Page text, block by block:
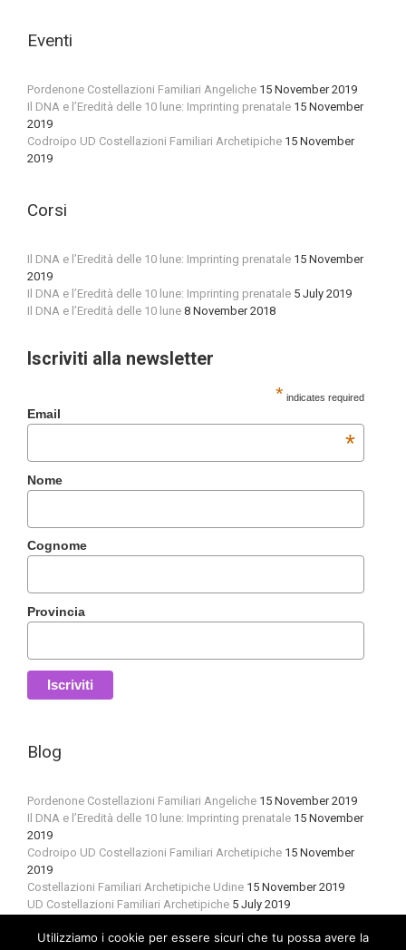
Eventi
Pordenone Costellazioni Familiari Angeliche 15 November 2019
Il DNA e l’Eredità delle 10 lune: Imprinting prenatale 15 November
2019
Codroipo UD Costellazioni Familiari Archetipiche 15 November
2019
Corsi
Il DNA e l’Eredità delle 10 lune: Imprinting prenatale 15 November
2019
Il DNA e l’Eredità delle 10 lune: Imprinting prenatale 5 July 2019
Il DNA e l’Eredità delle 10 lune 8 November 2018
Iscriviti alla newsletter
* indicates required
Email
*
Nome
Cognome
Provincia
Blog
Pordenone Costellazioni Familiari Angeliche 15 November 2019
Il DNA e l’Eredità delle 10 lune: Imprinting prenatale 15 November
2019
Codroipo UD Costellazioni Familiari Archetipiche 15 November
2019
Costellazioni Familiari Archetipiche Udine 15 November 2019
UD Costellazioni Familiari Archetipiche 5 July 2019
Utilizziamo i cookie per essere sicuri che tu possa avere la